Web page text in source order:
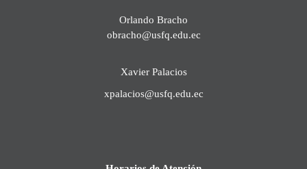
Orlando Bracho
obracho@usfq.edu.ec
Xavier Palacios
xpalacios@usfq.edu.ec